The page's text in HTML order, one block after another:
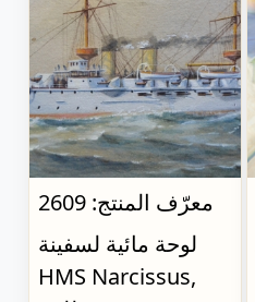
معرّف المنتج: 2609
لوحة مائية لسفينة
HMS Narcissus,